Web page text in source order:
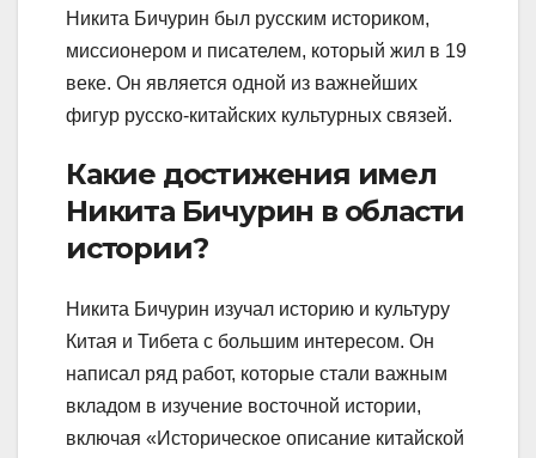
Никита Бичурин был русским историком,
миссионером и писателем, который жил в 19
веке. Он является одной из важнейших
фигур русско-китайских культурных связей.
Какие достижения имел
Никита Бичурин в области
истории?
Никита Бичурин изучал историю и культуру
Китая и Тибета с большим интересом. Он
написал ряд работ, которые стали важным
вкладом в изучение восточной истории,
включая «Историческое описание китайской